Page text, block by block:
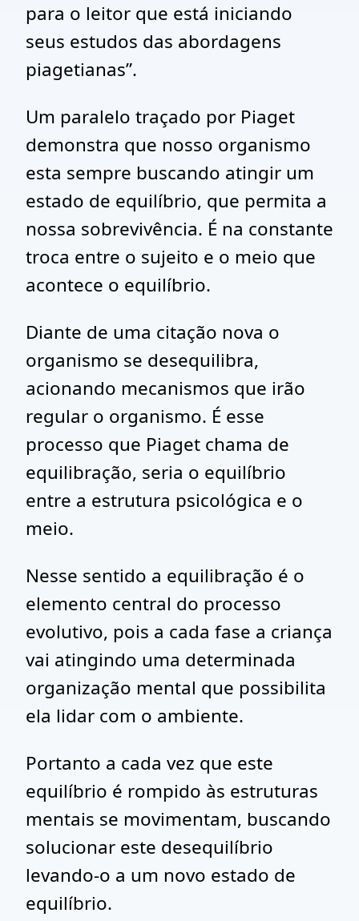
para o leitor que está iniciando
seus estudos das abordagens
piagetianas”.
Um paralelo traçado por Piaget
demonstra que nosso organismo
esta sempre buscando atingir um
estado de equilíbrio, que permita a
nossa sobrevivência. É na constante
troca entre o sujeito e o meio que
acontece o equilíbrio.
Diante de uma citação nova o
organismo se desequilibra,
acionando mecanismos que irão
regular o organismo. É esse
processo que Piaget chama de
equilibração, seria o equilíbrio
entre a estrutura psicológica e o
meio.
Nesse sentido a equilibração é o
elemento central do processo
evolutivo, pois a cada fase a criança
vai atingindo uma determinada
organização mental que possibilita
ela lidar com o ambiente.
Portanto a cada vez que este
equilíbrio é rompido às estruturas
mentais se movimentam, buscando
solucionar este desequilíbrio
levando-o a um novo estado de
equilíbrio.